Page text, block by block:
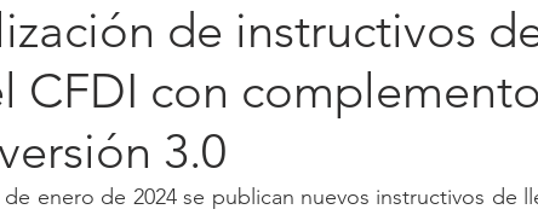
de instructivos
CFDI con
3.0
de enero de 2024 se publican nuevos instructivos de